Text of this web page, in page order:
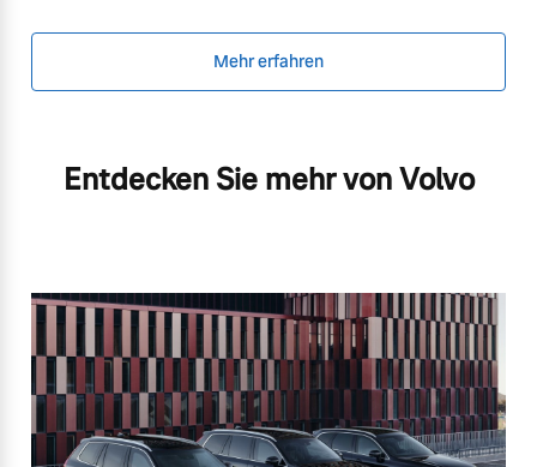
Mehr erfahren
Entdecken Sie mehr von Volvo